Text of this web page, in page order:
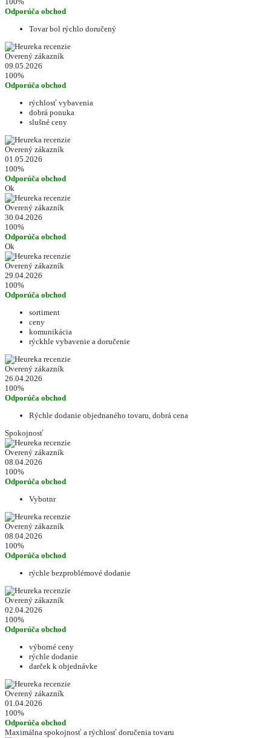
Odporúča obchod
Tovar bol rýchlo doručený
Overený zákazník
09.05.2026
100%
Odporúča obchod
rýchlosť vybavenia
dobrá ponuka
slušné ceny
Overený zákazník
01.05.2026
100%
Odporúča obchod
Ok
Overený zákazník
30.04.2026
100%
Odporúča obchod
Ok
Overený zákazník
29.04.2026
100%
Odporúča obchod
sortiment
ceny
komunikácia
rýckhle vybavenie a doručenie
Overený zákazník
26.04.2026
100%
Odporúča obchod
Rýchle dodanie objednaného tovaru, dobrá cena
Spokojnosť
Overený zákazník
08.04.2026
100%
Odporúča obchod
Vybotnr
Overený zákazník
08.04.2026
100%
Odporúča obchod
rýchle bezproblémové dodanie
Overený zákazník
02.04.2026
100%
Odporúča obchod
výborné ceny
rýchle dodanie
darček k objednávke
Overený zákazník
01.04.2026
100%
Odporúča obchod
Maximálna spokojnosť a rýchlosť doručenia tovaru